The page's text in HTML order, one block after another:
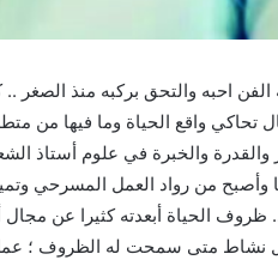
الفن احبه والتحق بركبه منذ الصغر
تحاكي واقع الحياة وما فيها من
والقدرة والخبرة في علوم أستاذ
وأصبح من رواد العمل المسرحي
.. ظروف الحياة أبعدته كثيرا عن
نشاط متى سمحت له الظروف ؛ عمل